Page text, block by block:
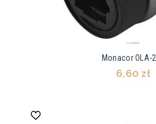
Monacor OLA-
6,60 zł